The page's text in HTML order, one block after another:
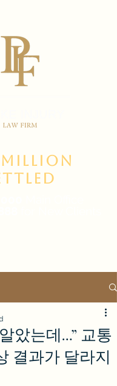
Million
았는데…” 교통
결과가 달라지